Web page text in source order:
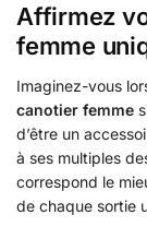
Affirmez
femme
Imaginez-vous
canotier femme
d’être un
à ses multiples
correspond le
de chaque sortie